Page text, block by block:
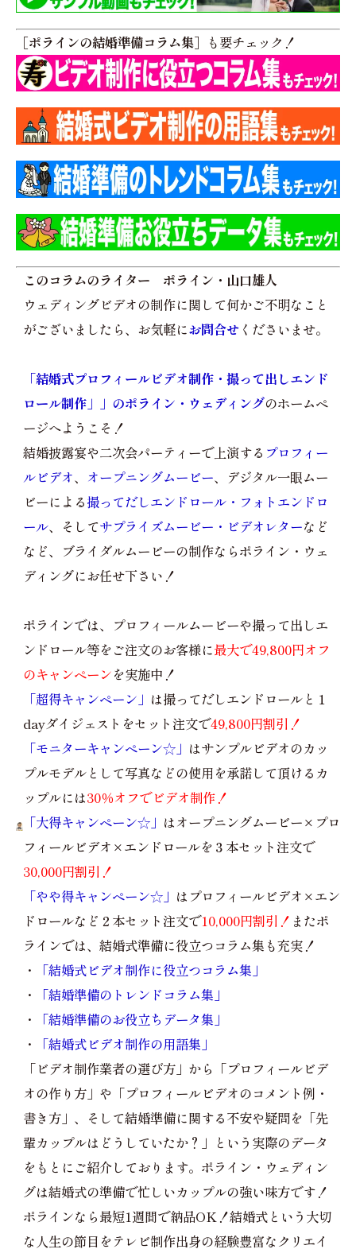
［ポラインの結婚準備コラム集］ も要チェック！
このコラムのライター ポライン・山口雄人
ウェディングビデオの制作に関して何かご不明なこと
がございましたら、お気軽にお問合せ くださいませ。
「結婚式プロフィールビデオ制作・撮って出しエンド
ロール制作」」のポライン・ウェディングのホームペ
ージへようこそ！
結婚披露宴や二次会パーティーで上演する プロフィー
ルビデオ、 オープニングムービー、デジタル一眼ムー
ビーによる撮ってだしエンドロール・フォトエンドロ
ール、そしてサプライズムービー・ビデオレターなど
など、ブライダルムービーの制作ならポライン・ウェ
ディングにお任せ下さい！
ポラインでは、プロフィールムービーや撮って出しエ
ンドロール等をご注文のお客様に最大で49,800円オフ
のキャンペーンを実施中！
「超得キャンペーン」 は撮ってだしエンドロールと１
dayダイジェストをセット注文で49,800円割引！
「モニターキャンペーン☆」 はサンプルビデオのカッ
プルモデルとして写真などの使用を承諾して頂けるカ
ップルには30％オフでビデオ制作！
「大得キャンペーン☆」 はオープニングムービー×プロ
フィールビデオ×エンドロールを３本セット注文で
30,000円割引！
「やや得キャンペーン☆」 はプロフィールビデオ×エン
ドロールなど２本セット注文で10,000円割引！ またポ
ラインでは、結婚式準備に役立つコラム集も充実！
・
「結婚式ビデオ制作に役立つコラム集」
・
「結婚準備のトレンドコラム集」
・
「結婚準備のお役立ちデータ集」
・
「結婚式ビデオ制作の用語集」
「ビデオ制作業者の選び方」から「プロフィールビデ
オの作り方」や「プロフィールビデオのコメント例・
書き方」、そして結婚準備に関する不安や疑問を「先
輩カップルはどうしていたか？」という実際のデータ
をもとにご紹介しております。ポライン・ウェディン
グは結婚式の準備で忙しいカップルの強い味方です！
ポラインなら最短1週間で納品OK！結婚式という大切
な人生の節目をテレビ制作出身の経験豊富なクリエイ